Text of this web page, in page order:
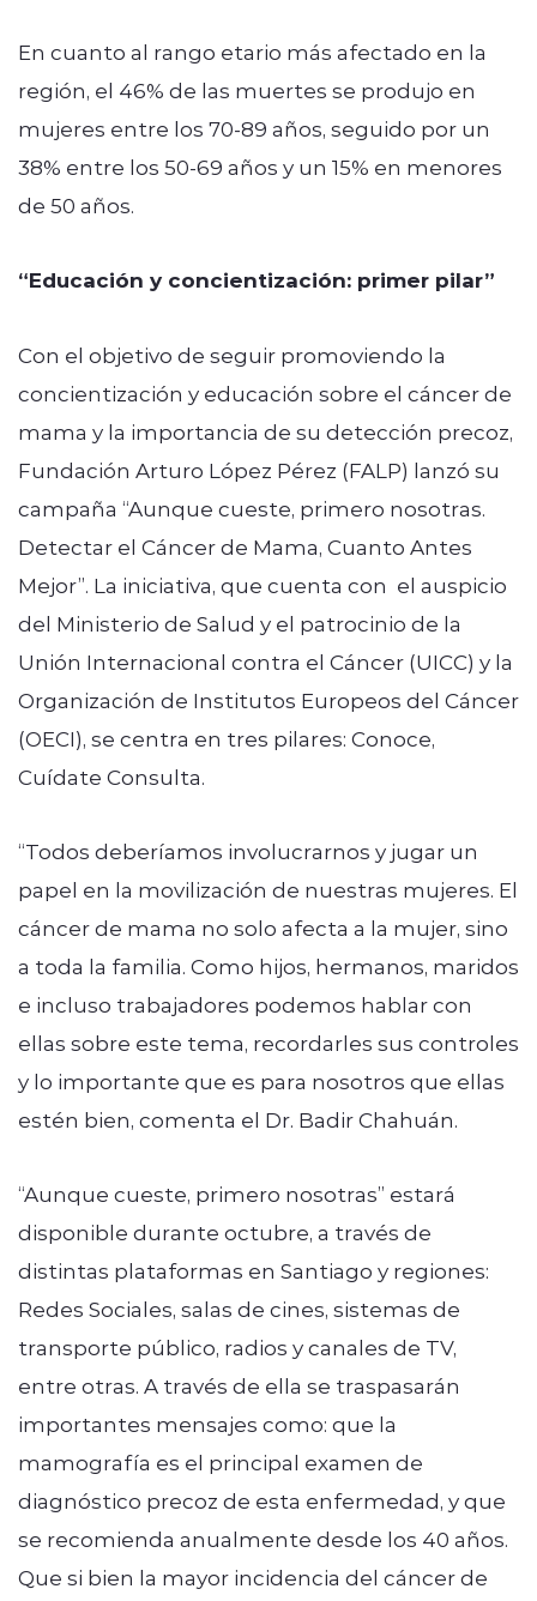
En cuanto al rango etario más afectado en la
región, el 46% de las muertes se produjo en
mujeres entre los 70-89 años, seguido por un
38% entre los 50-69 años y un 15% en menores
de 50 años.
“Educación y concientización: primer pilar”
Con el objetivo de seguir promoviendo la
concientización y educación sobre el cáncer de
mama y la importancia de su detección precoz,
Fundación Arturo López Pérez (FALP) lanzó su
campaña “Aunque cueste, primero nosotras.
Detectar el Cáncer de Mama, Cuanto Antes
Mejor”. La iniciativa, que cuenta con el auspicio
del Ministerio de Salud y el patrocinio de la
Unión Internacional contra el Cáncer (UICC) y la
Organización de Institutos Europeos del Cáncer
(OECI), se centra en tres pilares: Conoce,
Cuídate Consulta.
“Todos deberíamos involucrarnos y jugar un
papel en la movilización de nuestras mujeres. El
cáncer de mama no solo afecta a la mujer, sino
a toda la familia. Como hijos, hermanos, maridos
e incluso trabajadores podemos hablar con
ellas sobre este tema, recordarles sus controles
y lo importante que es para nosotros que ellas
estén bien, comenta el Dr. Badir Chahuán.
“Aunque cueste, primero nosotras” estará
disponible durante octubre, a través de
distintas plataformas en Santiago y regiones:
Redes Sociales, salas de cines, sistemas de
transporte público, radios y canales de TV,
entre otras. A través de ella se traspasarán
importantes mensajes como: que la
mamografía es el principal examen de
diagnóstico precoz de esta enfermedad, y que
se recomienda anualmente desde los 40 años.
Que si bien la mayor incidencia del cáncer de